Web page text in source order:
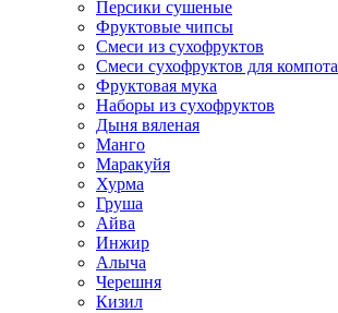
Персики сушеные
Фруктовые чипсы
Смеси из сухофруктов
Смеси сухофруктов для компота
Фруктовая мука
Наборы из сухофруктов
Дыня вяленая
Манго
Маракуйя
Хурма
Груша
Айва
Инжир
Алыча
Черешня
Кизил